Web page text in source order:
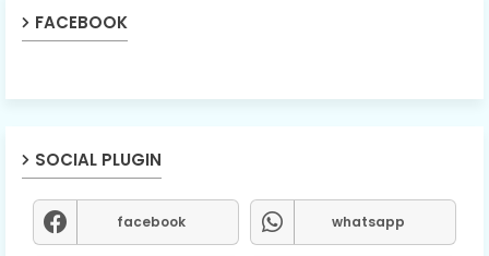
FACEBOOK
SOCIAL PLUGIN
facebook whatsapp